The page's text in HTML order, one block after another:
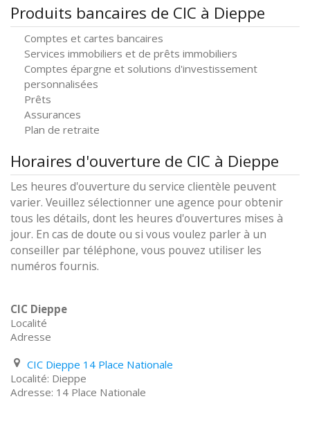
Produits bancaires de CIC à Dieppe
Comptes et cartes bancaires
Services immobiliers et de prêts immobiliers
Comptes épargne et solutions d'investissement
personnalisées
Prêts
Assurances
Plan de retraite
Horaires d'ouverture de CIC à Dieppe
Les heures d'ouverture du service clientèle peuvent
varier. Veuillez sélectionner une agence pour obtenir
tous les détails, dont les heures d'ouvertures mises à
jour. En cas de doute ou si vous voulez parler à un
conseiller par téléphone, vous pouvez utiliser les
numéros fournis.
CIC Dieppe
Localité
Adresse
CIC Dieppe 14 Place Nationale
Dieppe
14 Place Nationale